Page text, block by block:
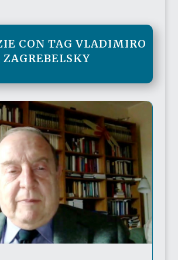
CON TAG VLADIMIRO
ZAGREBELSKY